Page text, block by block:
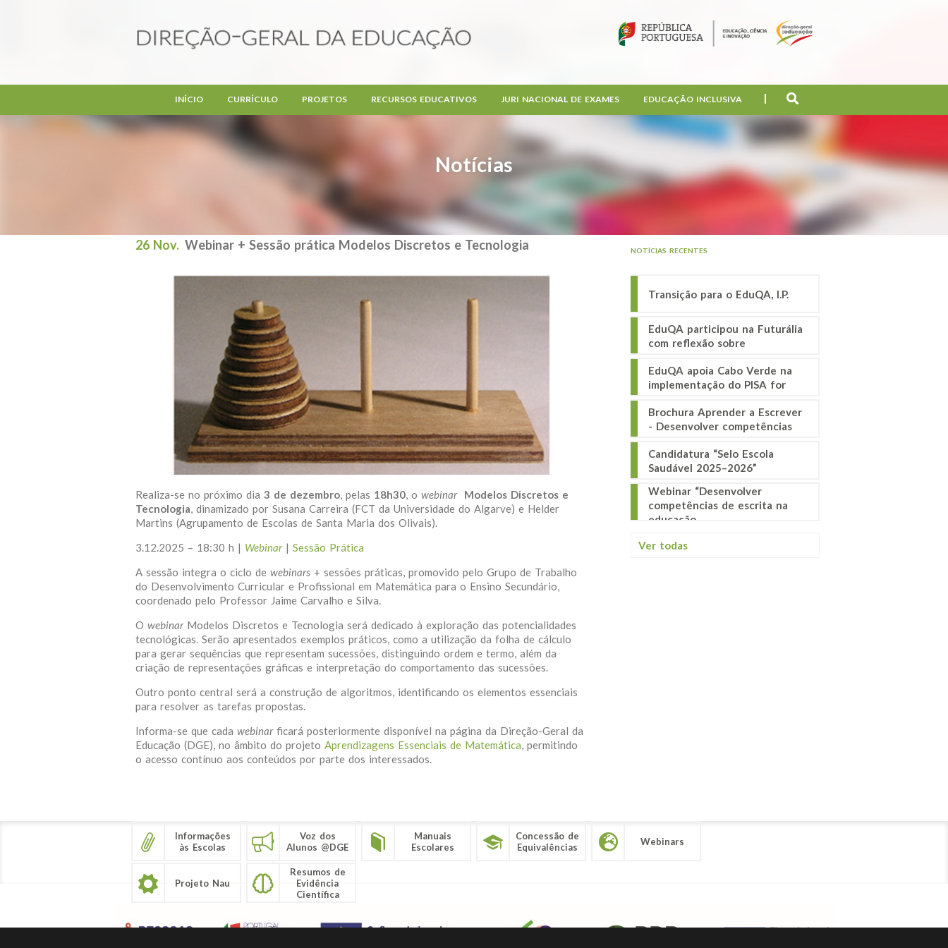
Notícias
INÍCIO CURRÍCULO PROJETOS RECURSOS EDUCATIVOS JURI NACIONAL DE EXAMES EDUCAÇÃO INCLUSIVA
26 Nov. Webinar + Sessão prática Modelos Discretos e Tecnologia
Realiza-se no próximo dia 3 de dezembro, pelas 18h30, o webinar Modelos Discretos e
Tecnologia, dinamizado por Susana Carreira (FCT da Universidade do Algarve) e Helder
Martins (Agrupamento de Escolas de Santa Maria dos Olivais).
3.12.2025 – 18:30 h | Webinar | Sessão Prática
A sessão integra o ciclo de webinars + sessões práticas, promovido pelo Grupo de Trabalho
do Desenvolvimento Curricular e Profissional em Matemática para o Ensino Secundário,
coordenado pelo Professor Jaime Carvalho e Silva.
O webinar Modelos Discretos e Tecnologia será dedicado à exploração das potencialidades
tecnológicas. Serão apresentados exemplos práticos, como a utilização da folha de cálculo
para gerar sequências que representam sucessões, distinguindo ordem e termo, além da
criação de representações gráficas e interpretação do comportamento das sucessões.
Outro ponto central será a construção de algoritmos, identificando os elementos essenciais
para resolver as tarefas propostas.
Informa-se que cada webinar ficará posteriormente disponível na página da Direção-Geral da
Educação (DGE), no âmbito do projeto Aprendizagens Essenciais de Matemática, permitindo
o acesso contínuo aos conteúdos por parte dos interessados.
NOTÍCIAS RECENTES
Transição para o EduQA, I.P.
EduQA participou na Futurália
com reflexão sobre
EduQA apoia Cabo Verde na
implementação do PISA for
Brochura Aprender a Escrever
- Desenvolver competências
Candidatura “Selo Escola
Saudável 2025–2026”
Webinar “Desenvolver
competências de escrita na
educação
Ver todas
Informações
às Escolas
Voz dos
Alunos @DGE
Manuais
Escolares
Concessão de
Equivalências
Webinars
Projeto Nau
Resumos de
Evidência
Científica